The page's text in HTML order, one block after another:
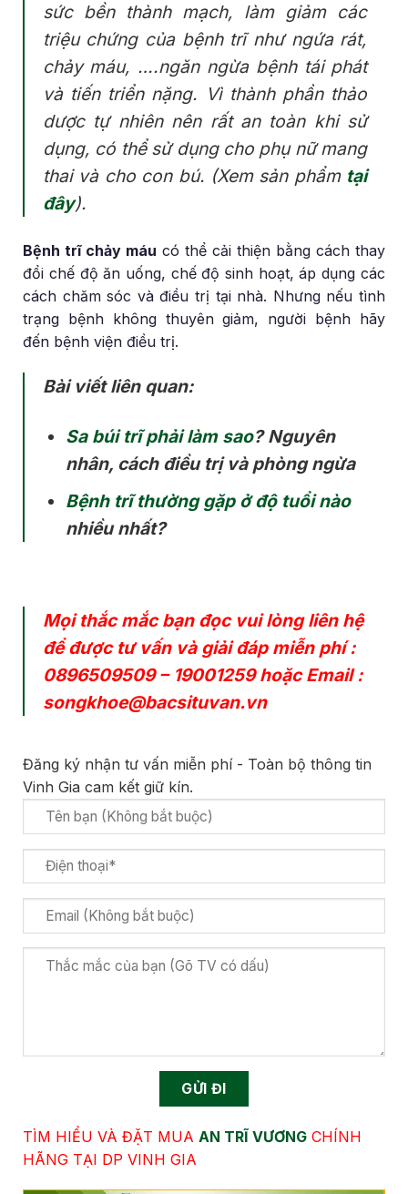
sức bền thành mạch, làm giảm các
triệu chứng của bệnh trĩ như ngứa rát,
chảy máu, ….ngăn ngừa bệnh tái phát
và tiến triển nặng. Vì thành phần thảo
dược tự nhiên nên rất an toàn khi sử
dụng, có thể sử dụng cho phụ nữ mang
thai và cho con bú. (Xem sản phẩm tại
đây).
Bệnh trĩ chảy máu có thể cải thiện bằng cách thay
đổi chế độ ăn uống, chế độ sinh hoạt, áp dụng các
cách chăm sóc và điều trị tại nhà. Nhưng nếu tình
trạng bệnh không thuyên giảm, người bệnh hãy
đến bệnh viện điều trị.
Bài viết liên quan:
Sa búi trĩ phải làm sao? Nguyên
nhân, cách điều trị và phòng ngừa
Bệnh trĩ thường gặp ở độ tuổi nào
nhiều nhất?
Mọi thắc mắc bạn đọc vui lòng liên hệ
để được tư vấn và giải đáp miễn phí :
0896509509– 19001259hoặc Email :
songkhoe@bacsituvan.vn
Đăng ký nhận tư vấn miễn phí - Toàn bộ thông tin
Vinh Gia cam kết giữ kín.
TÌM HIỂU VÀ ĐẶT MUA AN TRĨ VƯƠNG CHÍNH
HÃNG TẠI DP VINH GIA